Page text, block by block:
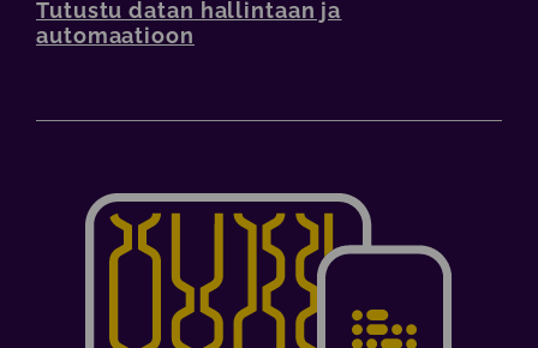
Tutustu datan hallintaan ja
automaatioon